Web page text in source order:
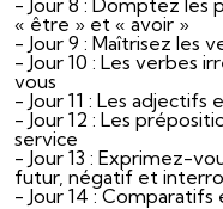
« être » et « avoir »
- Jour 9 : Maîtrisez les
- Jour 10 : Les verbes
vous
- Jour 11 : Les
- Jour 12 : Les
service
- Jour 13 : Exprimez-
futur, négatif et
- Jour 14 :